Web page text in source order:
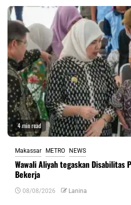
4 min read
Makassar METRO NEWS
Wawali Aliyah tegaskan Disabilitas
Bekerja
08/08/2026 Lanina